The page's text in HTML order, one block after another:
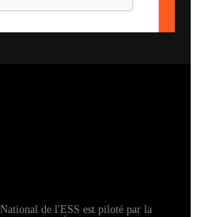
de l'ESS est piloté par la